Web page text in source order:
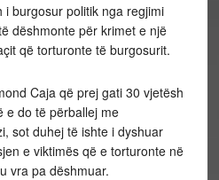
i burgosur politik nga regjimi
dëshmonte për krimet e një
që torturonte të burgosurit.
Caja që prej gati 30 vjetësh
e do të përballej me
sot duhej të ishte i dyshuar
e viktimës që e torturonte në
vra pa dëshmuar.